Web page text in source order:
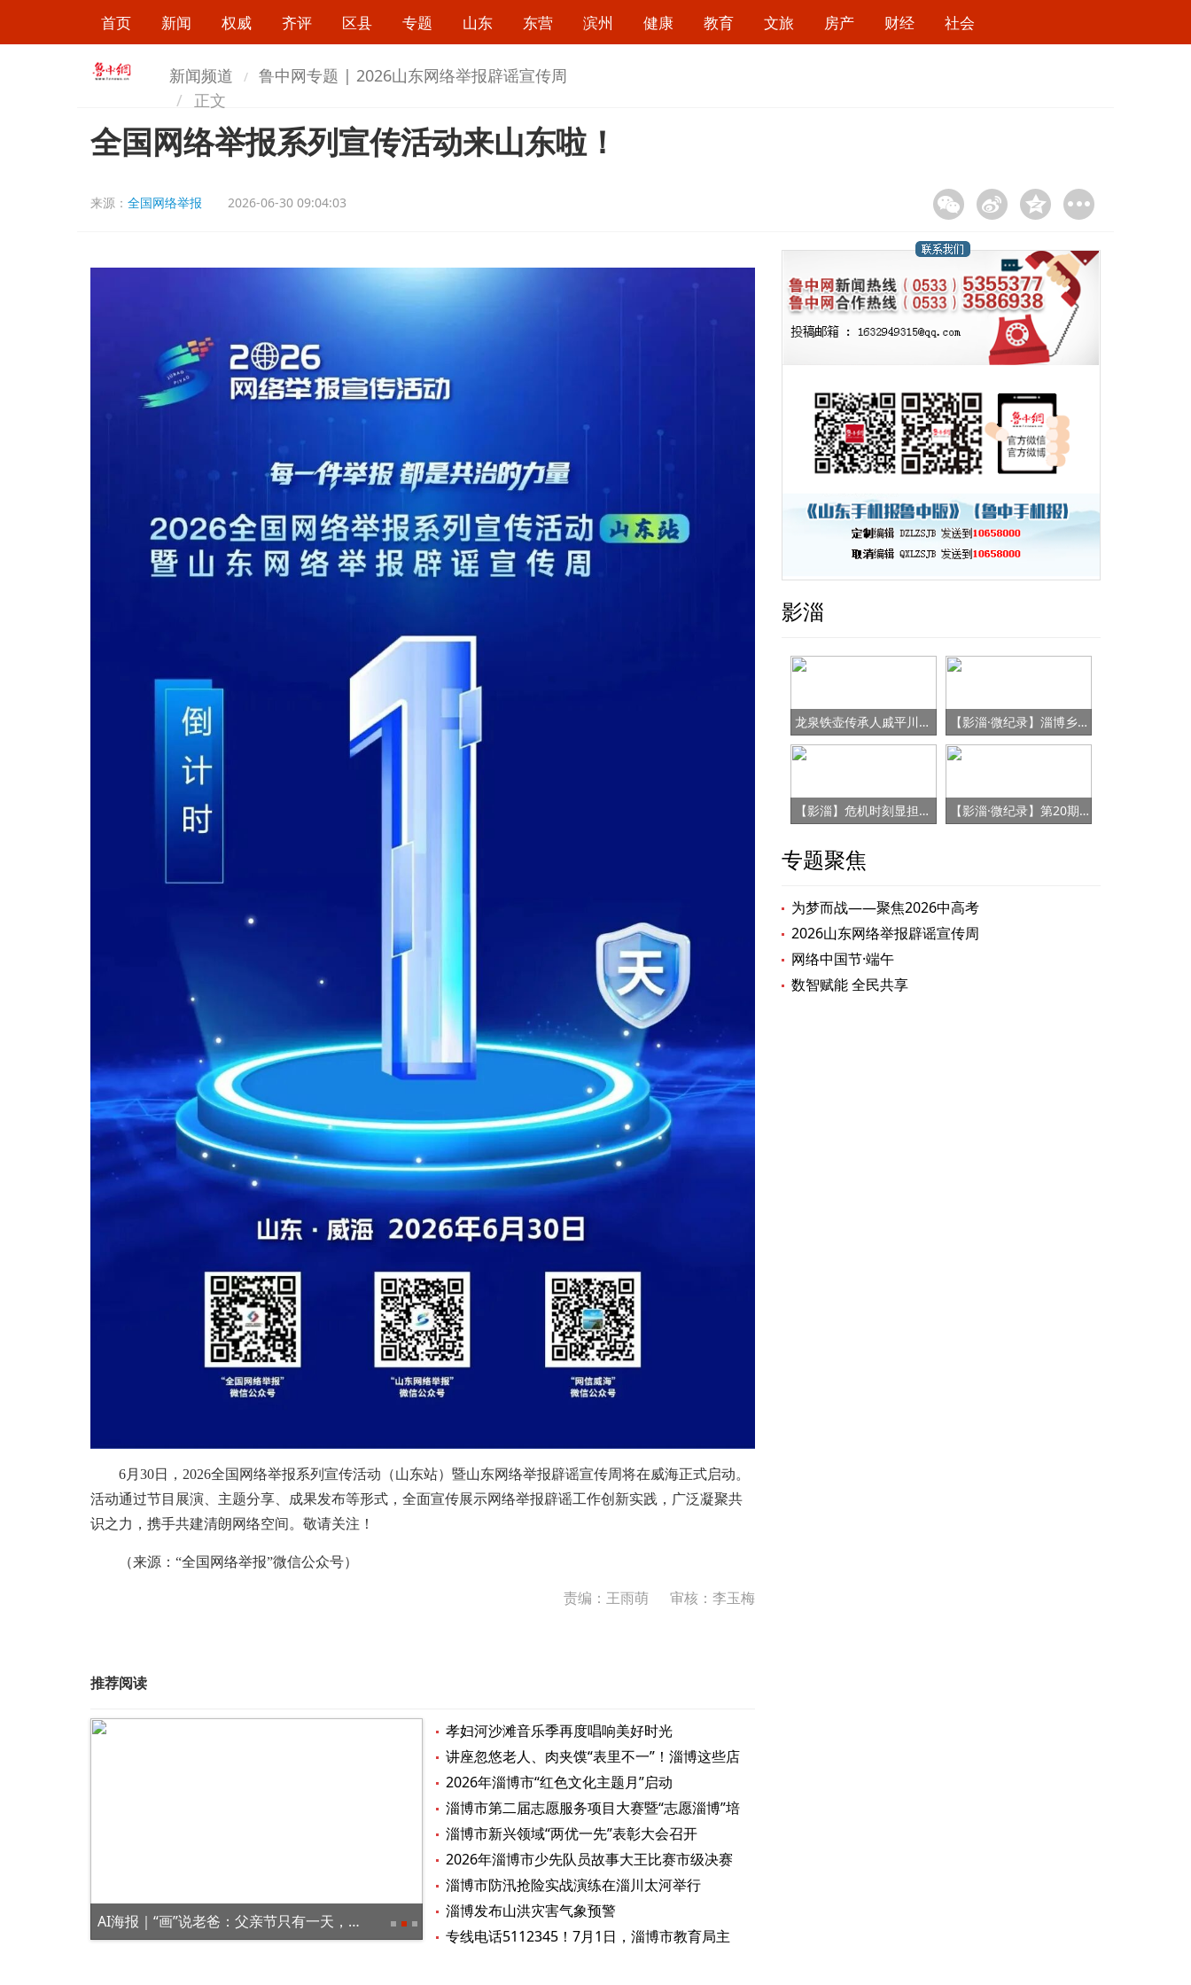
首页 新闻 权威 齐评 区县 专题 山东 东营 滨州 健康 教育 文旅 房产 财经 社会
新闻频道
鲁中网专题 | 2026山东网络举报辟谣宣传周
正文
全国网络举报系列宣传活动来山东啦！
来源： 全国网络举报 2026-06-30 09:04:03
6月30日，2026全国网络举报系列宣传活动（山东站）暨山东网络举报辟谣宣传周将在威海正式启动。
活动通过节目展演、主题分享、成果发布等形式，全面宣传展示网络举报辟谣工作创新实践，广泛凝聚共
识之力，携手共建清朗网络空间。敬请关注！
（来源：“全国网络举报”微信公众号）
责编：王雨萌 审核：李玉梅
推荐阅读
AI海报｜“画”说老爸：父亲节只有一天，爸爸的爱却是岁岁年年 淄博10余家景区官宣：免票、优惠
孝妇河沙滩音乐季再度唱响美好时光
讲座忽悠老人、肉夹馍“表里不一”！淄博这些店
被实名曝光
2026年淄博市“红色文化主题月”启动
淄博市第二届志愿服务项目大赛暨“志愿淄博”培
优计划决赛举办
淄博市新兴领域“两优一先”表彰大会召开
2026年淄博市少先队员故事大王比赛市级决赛
举行
淄博市防汛抢险实战演练在淄川太河举行
淄博发布山洪灾害气象预警
专线电话5112345！7月1日，淄博市教育局主
影淄
龙泉铁壶传承人戚平川的“守艺”之路 【影淄·微纪录】淄博乡村女书记的“变形记”
【影淄】危机时刻显担当 赤胆忠心保健康 【影淄·微纪录】第20期：战“疫”老将刘景春
专题聚焦
为梦而战——聚焦2026中高考
2026山东网络举报辟谣宣传周
网络中国节·端午
数智赋能 全民共享